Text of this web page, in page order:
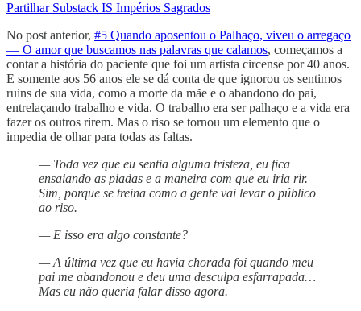
Partilhar Substack IS Impérios Sagrados
No post anterior, #5 Quando aposentou o Palhaço, viveu o arregaço
— O amor que buscamos nas palavras que calamos, começamos a
contar a história do paciente que foi um artista circense por 40 anos.
E somente aos 56 anos ele se dá conta de que ignorou os sentimos
ruins de sua vida, como a morte da mãe e o abandono do pai,
entrelaçando trabalho e vida. O trabalho era ser palhaço e a vida era
fazer os outros rirem. Mas o riso se tornou um elemento que o
impedia de olhar para todas as faltas.
— Toda vez que eu sentia alguma tristeza, eu fica
ensaiando as piadas e a maneira com que eu iria rir.
Sim, porque se treina como a gente vai levar o público
ao riso.
— E isso era algo constante?
— A última vez que eu havia chorada foi quando meu
pai me abandonou e deu uma desculpa esfarrapada…
Mas eu não queria falar disso agora.